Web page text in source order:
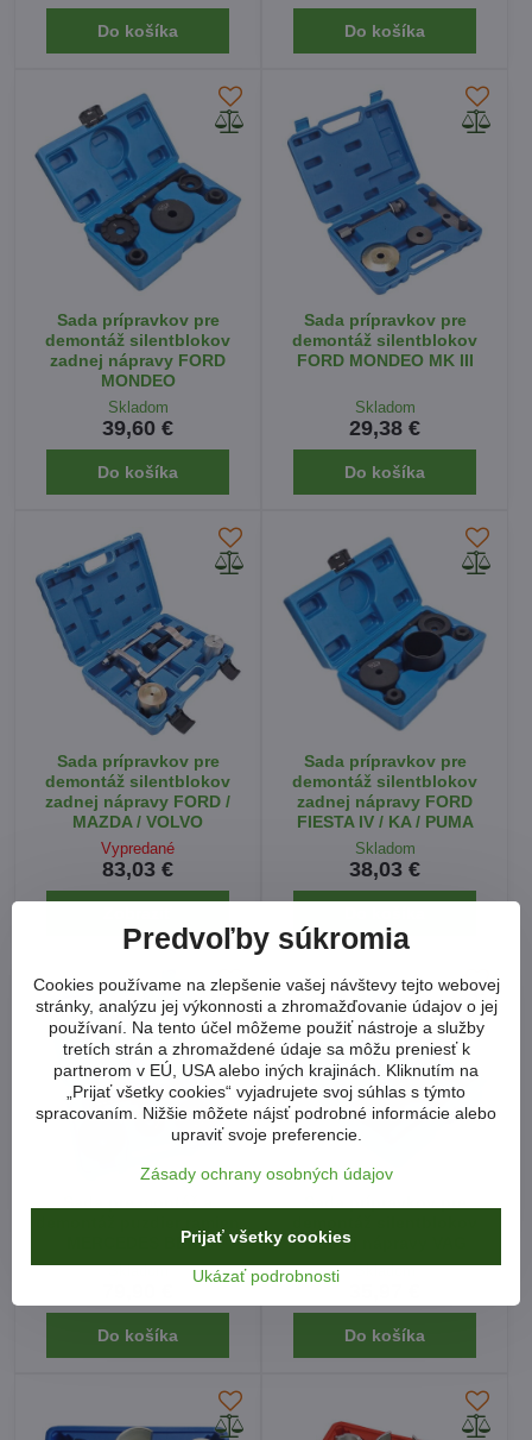
Do košíka Do košíka
Sada prípravkov pre
demontáž silentblokov
zadnej nápravy FORD
MONDEO
Skladom
39,60 €
Do košíka
Sada prípravkov pre
demontáž silentblokov
FORD MONDEO MK III
Skladom
29,38 €
Do košíka
Sada prípravkov pre
demontáž silentblokov
zadnej nápravy FORD /
MAZDA / VOLVO
Vypredané
83,03 €
Sada prípravkov pre
demontáž silentblokov
zadnej nápravy FORD
FIESTA IV / KA / PUMA
Skladom
38,03 €
MERCEDES BENZ
Skladom
Do košíka
zadnej nápravy VAG
Skladom
Do košíka
Predvoľby súkromia
Cookies používame na zlepšenie vašej návštevy tejto webovej
stránky, analýzu jej výkonnosti a zhromažďovanie údajov o jej
používaní. Na tento účel môžeme použiť nástroje a služby
tretích strán a zhromaždené údaje sa môžu preniesť k
partnerom v EÚ, USA alebo iných krajinách. Kliknutím na
„Prijať všetky cookies“ vyjadrujete svoj súhlas s týmto
spracovaním. Nižšie môžete nájsť podrobné informácie alebo
upraviť svoje preferencie.
Zásady ochrany osobných údajov
Ukázať podrobnosti
Prijať všetky cookies